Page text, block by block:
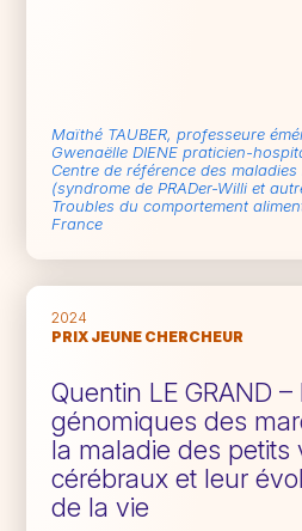
Maïthé TAUBER, professeure
Gwenaëlle DIENE praticien-
Centre de référence des maladies
(syndrome de PRADer-Willi et
Troubles du comportement
France
2024
PRIX JEUNE CHERCHEUR
Quentin LE GRAND
génomiques des
la maladie des petits
cérébraux et leur
de la vie